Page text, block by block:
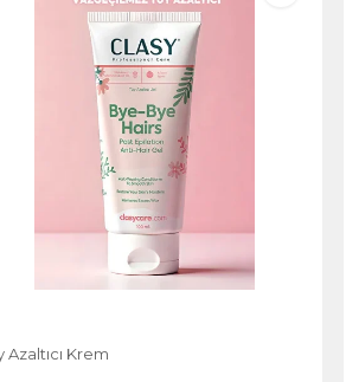
Azaltıcı Krem